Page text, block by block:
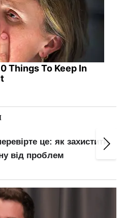
Things To Keep In
це: як захистити
від проблем